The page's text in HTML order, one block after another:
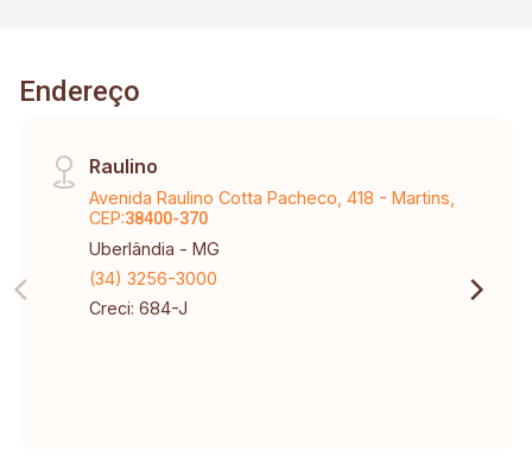
Endereço
Raulino
Avenida Raulino Cotta Pacheco, 418 - Martins,
CEP:38400-370
Uberlândia - MG
(34) 3256-3000
Creci: 684-J